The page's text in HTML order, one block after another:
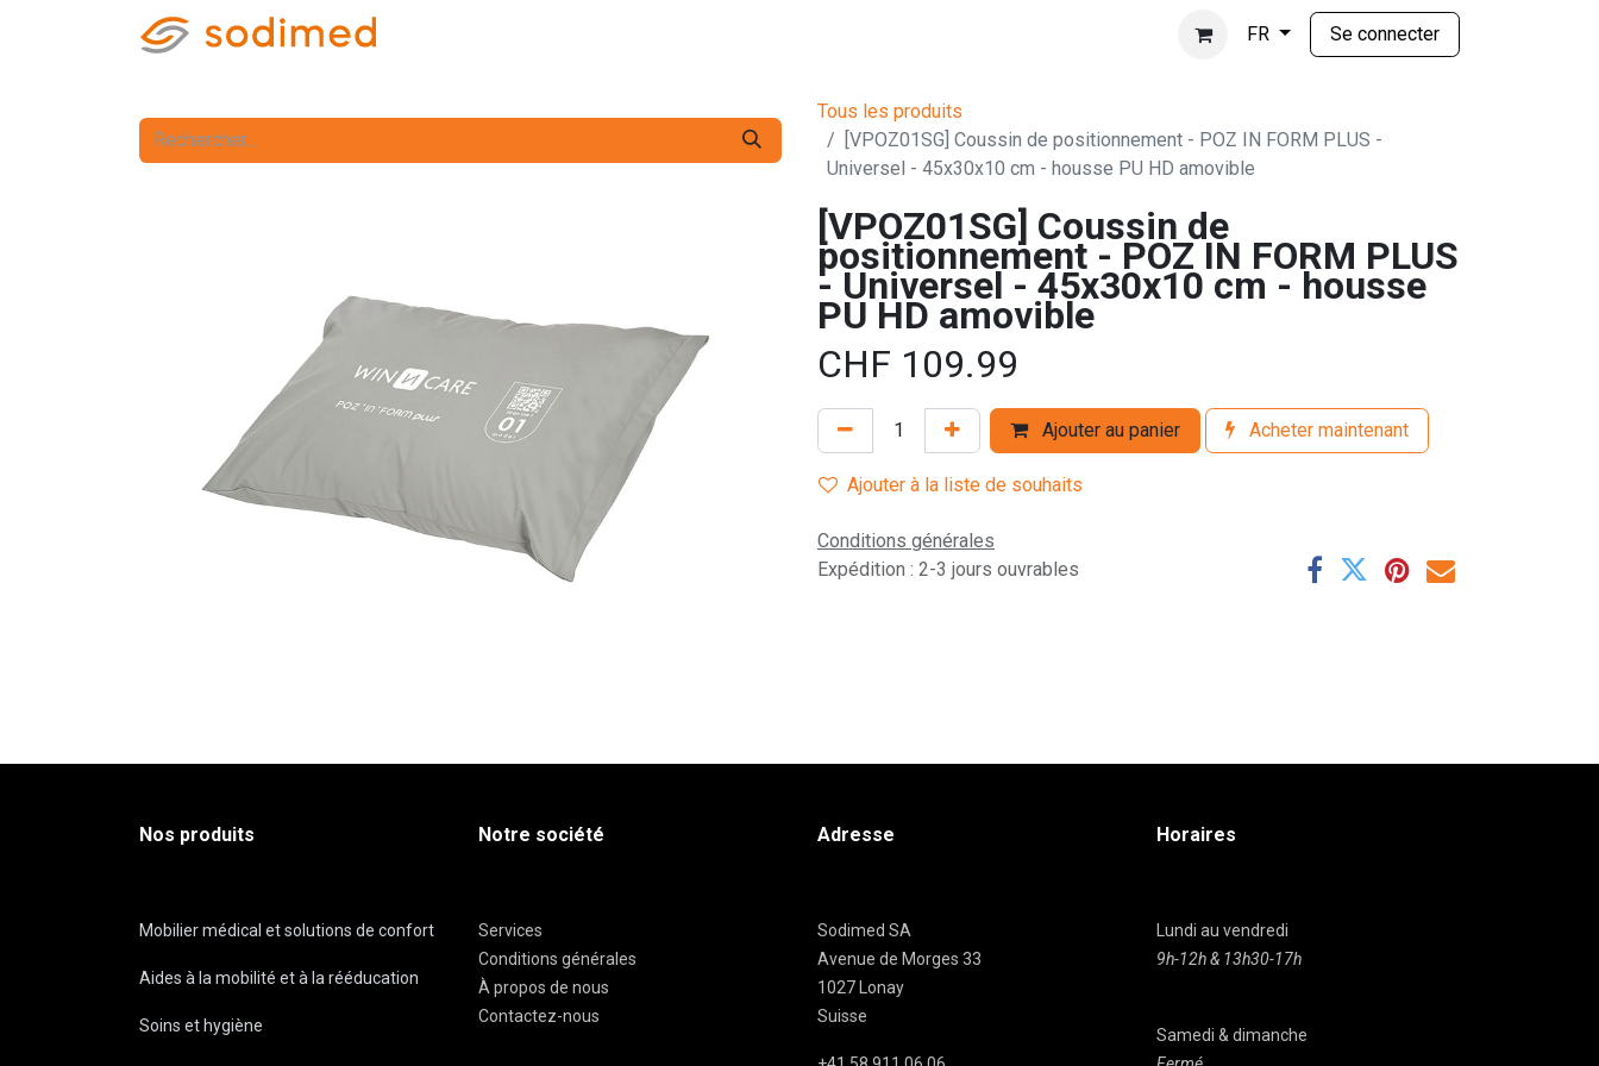
FR Se connecter
Tous les produits
[VPOZ01SG] Coussin de positionnement - POZ IN FORM PLUS -
Universel - 45x30x10 cm - housse PU HD amovible
[VPOZ01SG] Coussin de
positionnement - POZ IN FORM PLUS
- Universel - 45x30x10 cm - housse
PU HD amovible
CHF 109.99
Ajouter au panier Acheter maintenant
Ajouter à la liste de souhaits
Conditions générales
Expédition : 2-3 jours ouvrables
Nos produits
Mobilier médical et solutions de confort
Aides à la mobilité et à la rééducation
Soins et hygiène
Notre société
Services
Conditions générales
À propos de nous
Contactez-nous
Adresse
Sodimed SA
Avenue de Morges 33
1027 Lonay
Suisse
Horaires
Lundi au vendredi
9h-12h & 13h30-17h
Samedi & dimanche